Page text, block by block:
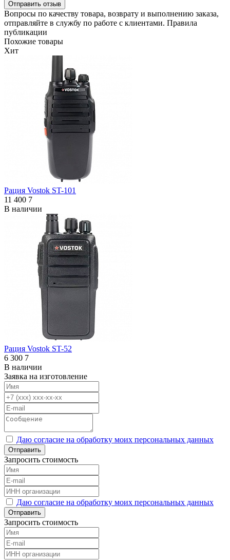
Отправить отзыв
Вопросы по качеству товара, возврату и выполнению заказа,
отправляйте в службу по работе с клиентами. Правила
публикации
Похожие товары
Хит
Рация Vostok ST-101
11 400 7
В наличии
Рация Vostok ST-52
6 300 7
В наличии
Заявка на изготовление
Даю согласие на обработку моих персональных данных
Отправить
Запросить стоимость
Даю согласие на обработку моих персональных данных
Отправить
Запросить стоимость